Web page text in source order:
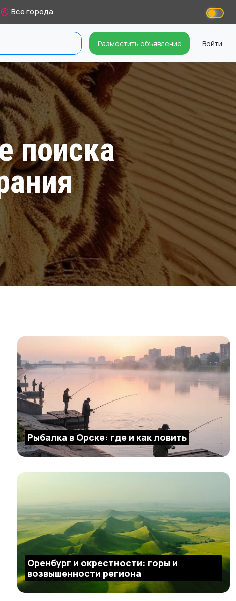
Все города
Разместить объявление Войти
поиска
Рыбалка в Орске: где и как ловить
Оренбург и окрестности: горы и
возвышенности региона